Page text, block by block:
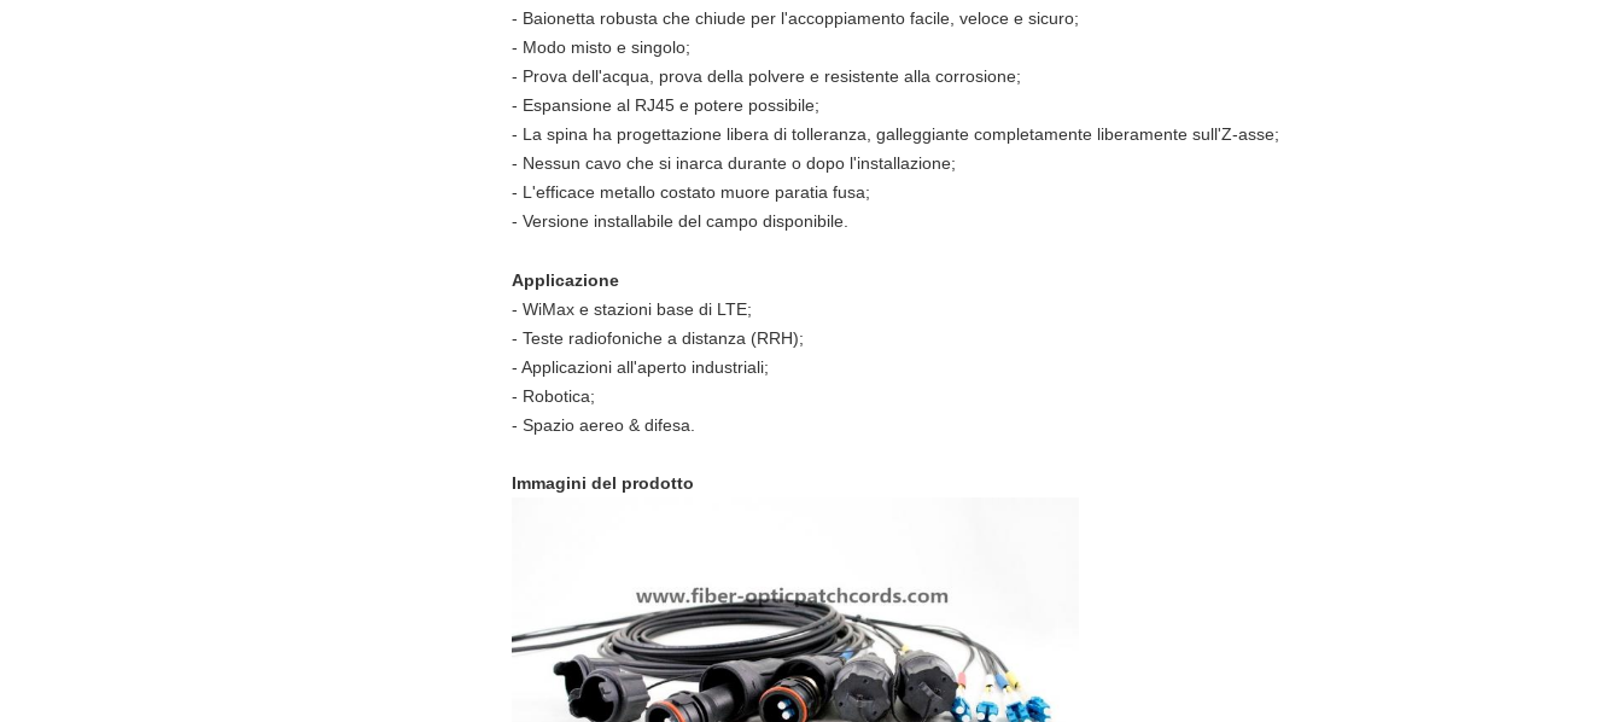
- Baionetta robusta che chiude per l'accoppiamento facile, veloce e sicuro;
- Modo misto e singolo;
- Prova dell'acqua, prova della polvere e resistente alla corrosione;
- Espansione al RJ45 e potere possibile;
- La spina ha progettazione libera di tolleranza, galleggiante completamente liberamente sull'Z-asse;
- Nessun cavo che si inarca durante o dopo l'installazione;
- L'efficace metallo costato muore paratia fusa;
- Versione installabile del campo disponibile.
Applicazione
- WiMax e stazioni base di LTE;
- Teste radiofoniche a distanza (RRH);
- Applicazioni all'aperto industriali;
- Robotica;
- Spazio aereo & difesa.
Immagini del prodotto